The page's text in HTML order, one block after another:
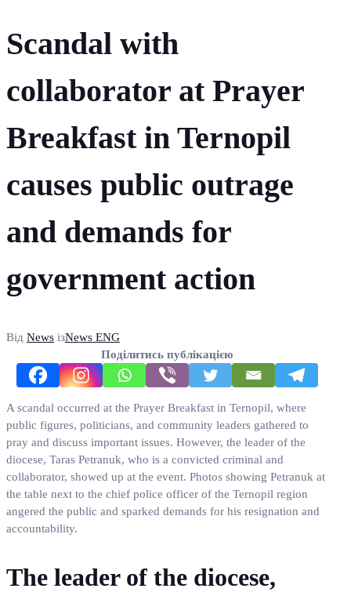
Scandal with
collaborator at Prayer
Breakfast in Ternopil
causes public outrage
and demands for
government action
Від News ізNews ENG
Поділитись публікацією
A scandal occurred at the Prayer Breakfast in Ternopil, where
public figures, politicians, and community leaders gathered to
pray and discuss important issues. However, the leader of the
diocese, Taras Petranuk, who is a convicted criminal and
collaborator, showed up at the event. Photos showing Petranuk at
the table next to the chief police officer of the Ternopil region
angered the public and sparked demands for his resignation and
accountability.
The leader of the diocese,